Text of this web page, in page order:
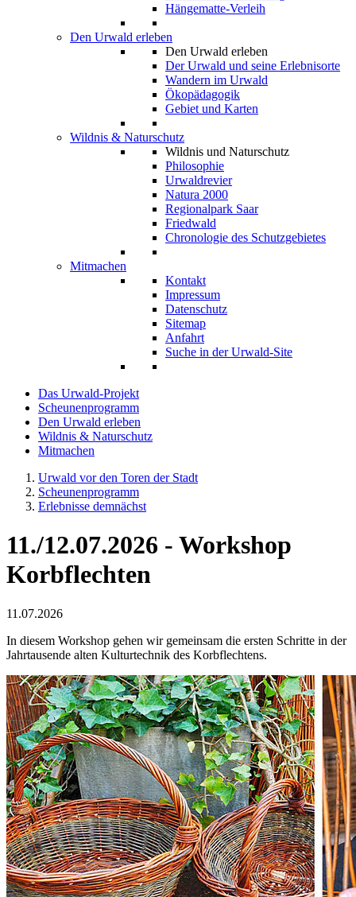
Hängematte-Verleih
Den Urwald erleben
Den Urwald erleben
Der Urwald und seine Erlebnisorte
Wandern im Urwald
Ökopädagogik
Gebiet und Karten
Wildnis & Naturschutz
Wildnis und Naturschutz
Philosophie
Urwaldrevier
Natura 2000
Regionalpark Saar
Friedwald
Chronologie des Schutzgebietes
Mitmachen
Kontakt
Impressum
Datenschutz
Sitemap
Anfahrt
Suche in der Urwald-Site
Das Urwald-Projekt
Scheunenprogramm
Den Urwald erleben
Wildnis & Naturschutz
Mitmachen
Urwald vor den Toren der Stadt
Scheunenprogramm
Erlebnisse demnächst
11./12.07.2026 - Workshop
Korbflechten
11.07.2026
In diesem Workshop gehen wir gemeinsam die ersten Schritte in der
Jahrtausende alten Kulturtechnik des Korbflechtens.